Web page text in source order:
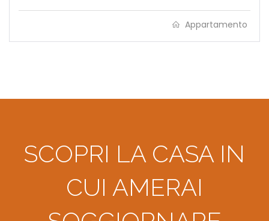
Appartamento
SCOPRI LA CASA IN
CUI AMERAI